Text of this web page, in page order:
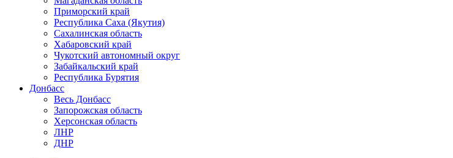
Приморский край
Республика Саха (Якутия)
Сахалинская область
Хабаровский край
Чукотский автономный округ
Забайкальский край
Республика Бурятия
Донбасс
Весь Донбасс
Запорожская область
Херсонская область
ЛНР
ДНР